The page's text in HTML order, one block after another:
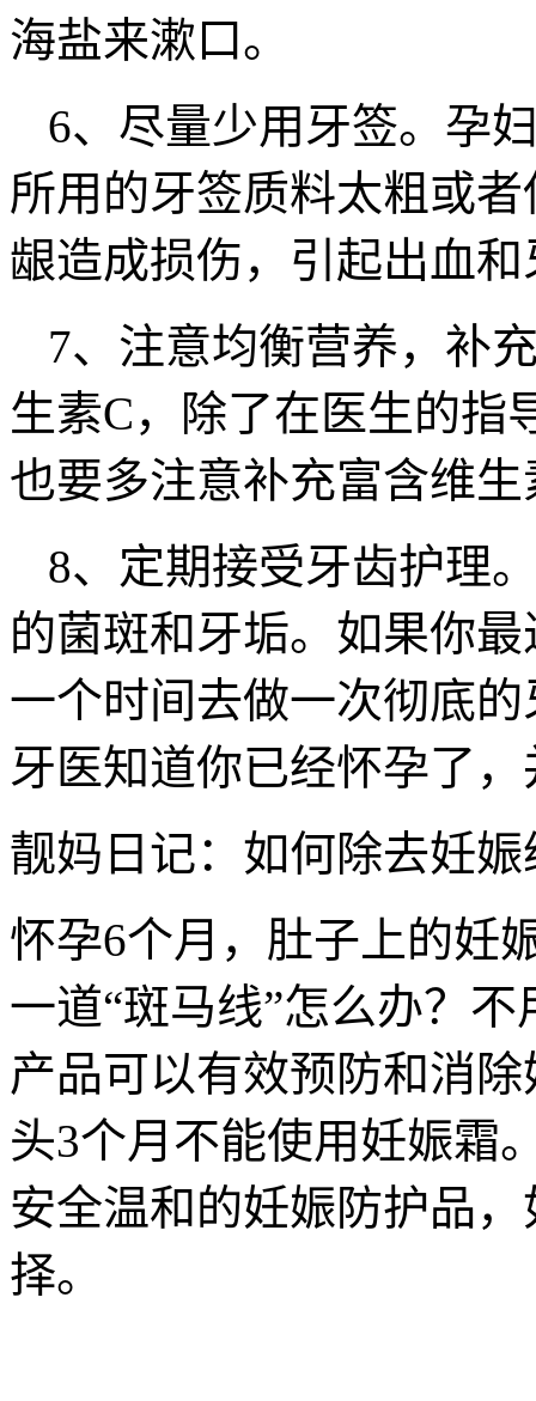
海盐来漱口。
6、尽量少用牙签。孕
所用的牙签质料太粗或
龈造成损伤，引起出血
7、注意均衡营养，补
生素C，除了在医生的指
也要多注意补充富含维
8、定期接受牙齿护理
的菌斑和牙垢。如果你
一个时间去做一次彻底
牙医知道你已经怀孕了
靓妈日记：如何除去妊娠
怀孕6个月，肚子上的妊
一道“斑马线”怎么办？
产品可以有效预防和消
头3个月不能使用妊娠霜
安全温和的妊娠防护品
择。